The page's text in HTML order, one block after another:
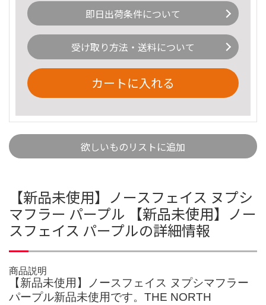
即日出荷条件について
受け取り方法・送料について
カートに入れる
欲しいものリストに追加
【新品未使用】ノースフェイス ヌプシ
マフラー パープル 【新品未使用】ノー
スフェイス パープルの詳細情報
商品説明
【新品未使用】ノースフェイス ヌプシマフラー
パープル新品未使用です。THE NORTH